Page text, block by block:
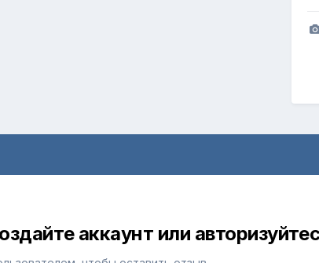
аккаунт или